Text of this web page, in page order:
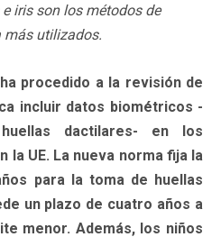
iris son los métodos de
utilizados.
procedido a la revisión de
incluir datos biométricos -
dactilares- en los
la UE. La nueva norma fija la
para la toma de huellas
un plazo de cuatro años a
menor. Además, los niños